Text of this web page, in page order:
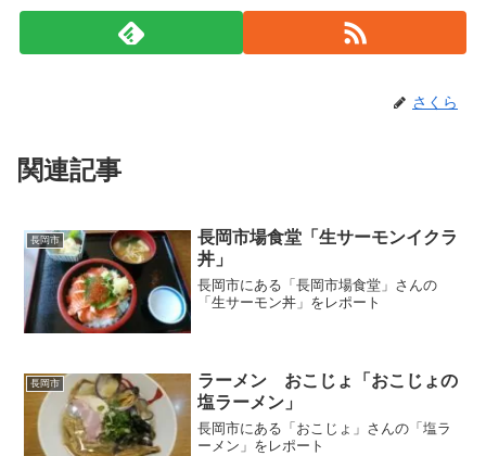
さくら
関連記事
長岡市
長岡市場食堂「生サーモンイクラ
丼」
長岡市にある「長岡市場食堂」さんの
「生サーモン丼」をレポート
長岡市
ラーメン おこじょ「おこじょの
塩ラーメン」
長岡市にある「おこじょ」さんの「塩ラ
ーメン」をレポート